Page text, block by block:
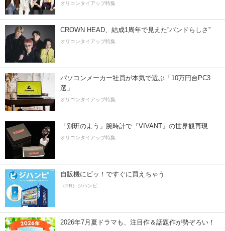
オリコンタイアップ特集
CROWN HEAD、結成1周年で見えた”バンドらしさ”
オリコンタイアップ特集
パソコンメーカー社員が本気で選ぶ「10万円台PC3
選」
オリコンタイアップ特集
「別班のよう」腕時計で『VIVANT』の世界観再現
オリコンタイアップ特集
自販機にピッ！ですぐに買えちゃう
（PR）ジハンピ
2026年7月夏ドラマも、注目作＆話題作が勢ぞろい！